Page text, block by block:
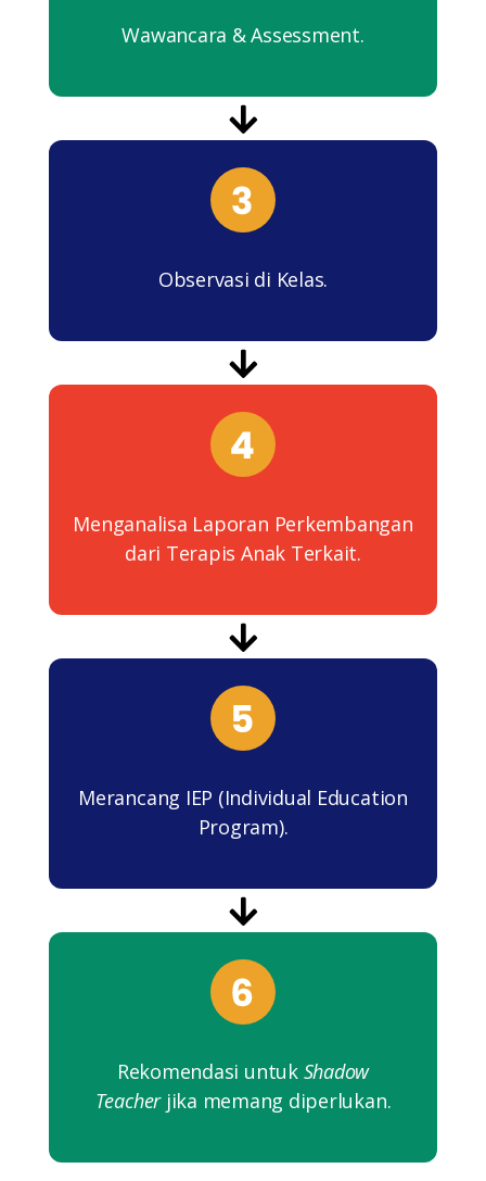
Wawancara & Assessment.
Observasi di Kelas.
Rekomendasi untuk Shadow
Teacherjika memang diperlukan.
Merancang IEP (Individual Education
Program).
Menganalisa Laporan Perkembangan
dari Terapis Anak Terkait.